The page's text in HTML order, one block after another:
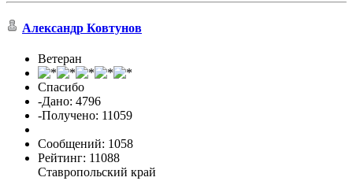
Александр Ковтунов
Ветеран
Спасибо
-Дано: 4796
-Получено: 11059
Сообщений: 1058
Рейтинг: 11088
Ставропольский край